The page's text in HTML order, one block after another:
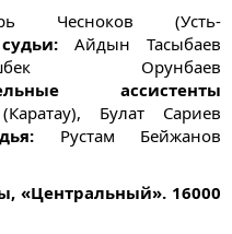
Чесноков (Усть-
Айдын Тасыбаев
Орунбаев
ассистенты
Булат Сариев
Рустам Бейжанов
«Центральный». 16000